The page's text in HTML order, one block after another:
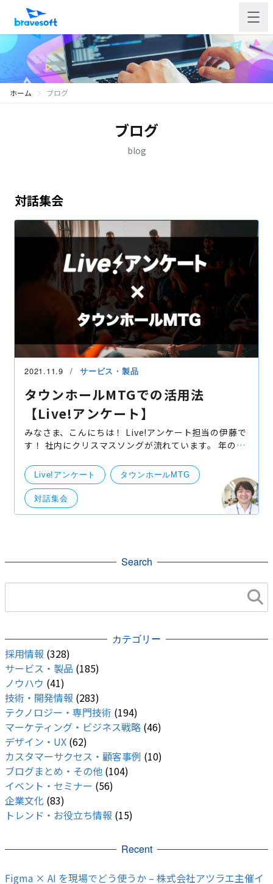
ホーム ブログ
ブログ
blog
対話集会
2021.11.9 サービス・製品
タウンホールMTGでの活用法
【Live!アンケート】
みなさま、こんにちは！ Live!アンケート担当の伊藤で
す！ 社内にクリスマスソングが流れています。 年の瀬
ね。 今年も色々とLive!アンケートをご活用いただき誠
Live!アンケート タウンホールMTG
対話集会
Search
カテゴリー
採用情報 (328)
サービス・製品 (185)
ノウハウ (41)
技術・開発情報 (283)
テクノロジー・専門技術 (194)
マーケティング・ビジネス戦略 (46)
デザイン・UX (62)
カスタマーサクセス・顧客事例 (10)
ブログまとめ・その他 (104)
イベント・セミナー (56)
企業文化 (83)
トレンド・お役立ち情報 (15)
Recent
Figma × AI を現場でどう使うか – 株式会社アツラエ主催イ